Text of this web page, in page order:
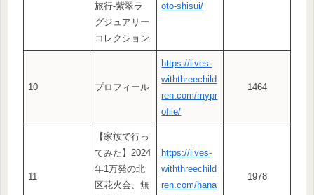
旅行-紫翠ラ
グジュアリー
コレクション
oto-shisui/
10 プロフィール
https://lives-
withthreechild
ren.com/mypr
ofile/
1464
11
【家族で行っ
てみた】2024
年1万発の北
区花火会、無
https://lives-
withthreechild
ren.com/hana
1978